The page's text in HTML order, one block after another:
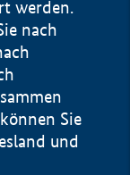
werden.
nach
Sie
und